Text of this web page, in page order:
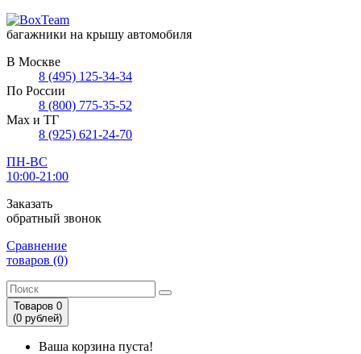
багажники на крышу автомобиля
В Москве
8 (495) 125-34-34
По России
8 (800) 775-35-52
Max и ТГ
8 (925) 621-24-70
ПН-ВС
10:00-21:00
Заказать
обратный звонок
Сравнение
товаров (0)
Товаров 0
(0 рублей)
Ваша корзина пуста!